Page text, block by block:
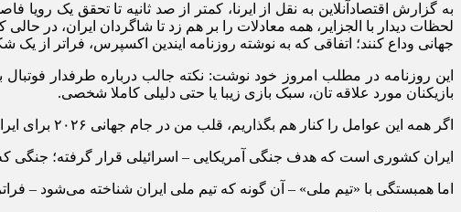
جهانی وداع کنند؛ اتفاقی که به نوشته روزنامه ایندین اکسپرس، فراتر از
این روزنامه در مطلب امروز خود نوشت: نکته جالب درباره طرفدار
بازیکنان مورد علاقه تان، سبک بازی زیبا یا حتی دلیلی کاملا شخصی.
اگر همه این عوامل را کنار هم بگذاریم، قلب من در جام جهانی ۲۰۲۶ برای ایران می‌تپد.
ایران کشوری است که هدف جنگی آمریکایی – اسرائیلی قرار گرفته؛ جنگی که هزاران غیرنظامی، از جمله بیش از ۱۰۰ کودک، را در
اما همبستگی با «تیم ملی» – آن گونه که تیم ملی ایران شناخته می‌شود –